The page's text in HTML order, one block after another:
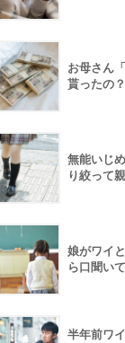
お母さん
貰ったの
無能いじ
り絞って
娘がワイ
ら口聞い
半年前ワ